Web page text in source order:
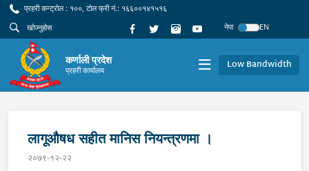
प्रहरी कन्ट्रोल : १००, टोल फ्री नं.: १६६००१४१५१६
नेपा
EN
कर्णाली प्रदेश
प्रहरी कार्यालय Low Bandwidth
लागूऔषध सहीत मानिस नियन्त्रणमा ।
२०७९-१२-२२